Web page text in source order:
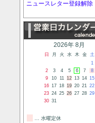
ニュースレター登録解除
2026年 8月
日 月 火 水 木 金
土
1
2
3 4 5 6 7
8
9
10 11 12 13 14 15
16 17 18 19 20 21 22
23 24 25 26 27 28 29
30 31
… 水曜定休